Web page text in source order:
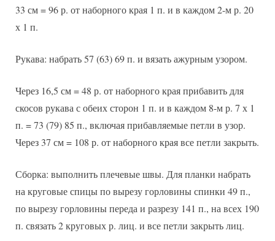
33 см = 96 р. от наборного края 1 п. и в каждом 2-м р. 20
х 1 п.
Рукава: набрать 57 (63) 69 п. и вязать ажурным узором.
Через 16,5 см = 48 р. от наборного края прибавить для
скосов рукава с обеих сторон 1 п. и в каждом 8-м р. 7 х 1
п. = 73 (79) 85 п., включая прибавляемые петли в узор.
Через 37 см = 108 р. от наборного края все петли закрыть.
Сборка: выполнить плечевые швы. Для планки набрать
на круговые спицы по вырезу горловины спинки 49 п.,
по вырезу горловины переда и разрезу 141 п., на всех 190
п. связать 2 круговых р. лиц. и все петли закрыть лиц.